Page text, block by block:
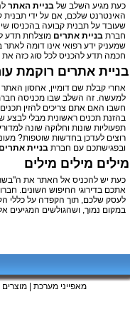
כעת מגיע השלב של בניית האתר
האינטרנט שלכם, אם על ידי תבנית
שעובד על תבנית קבועה בהכניסו
חברת בניית אתרים מוצלחת תדע
שמעניק ידע רפואי אינו דומה לאתר
חכמה תדע להכניס לכל סוג כזה את
בניית אתרים רוקמת
אחרי קבלת שם דומיין, אחסון
למעשה. זה השלב שבו מכניסה
חשבו האם אתם צריכים להזין
בהזנת תכנים ראשונית מבלי לבצע
תפעוליות שונות וחלוקה שונה
רוצים לעדכן בחדשות שוטפות?
ובפגישתכם עם חברת בניית אתרים
מילים מילים מילים
כעת יש להכניס אל האתר את
אתכם בדירוגי החיפוש השונים.
לעסק שלכם, תוך הקפדה על כללי
במקום נמוך, ושהגולשים המגיעים
מאפייני מערכת מוצרים